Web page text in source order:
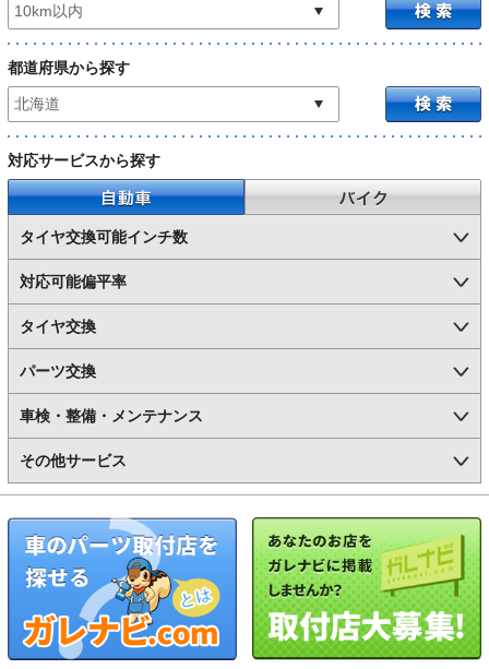
都道府県から探す
対応サービスから探す
自動車
バイク
タイヤ交換可能インチ数
対応可能偏平率
タイヤ交換
パーツ交換
車検・整備・メンテナンス
その他サービス